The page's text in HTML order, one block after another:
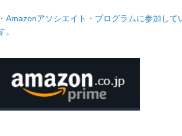
Amazonアソシエイト・プログラムに参加して
。